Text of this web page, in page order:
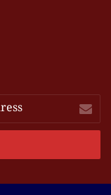
Enter
your
Email